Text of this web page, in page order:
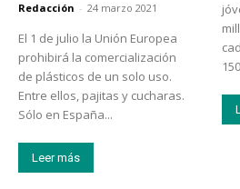
Redacción - 24 marzo 2021
El 1 de julio la Unión Europea
prohibirá la comercialización
de plásticos de un solo uso.
Entre ellos, pajitas y cucharas.
Sólo en España...
Leer más